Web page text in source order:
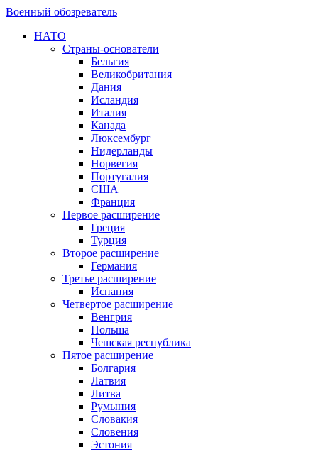
Военный обозреватель
НАТО
Страны-основатели
Бельгия
Великобритания
Дания
Исландия
Италия
Канада
Люксембург
Нидерланды
Норвегия
Португалия
США
Франция
Первое расширение
Греция
Турция
Второе расширение
Германия
Третье расширение
Испания
Четвертое расширение
Венгрия
Польша
Чешская республика
Пятое расширение
Болгария
Латвия
Литва
Румыния
Словакия
Словения
Эстония